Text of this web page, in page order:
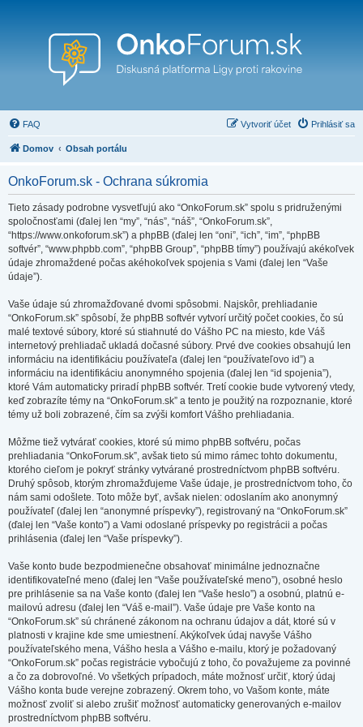
FAQ Prihlásiť sa
Vytvoriť účet
Domov Obsah portálu
OnkoForum.sk - Ochrana súkromia
Tieto zásady podrobne vysvetľujú ako “OnkoForum.sk” spolu s pridruženými
spoločnosťami (ďalej len “my”, “nás”, “náš”, “OnkoForum.sk”,
“https://www.onkoforum.sk”) a phpBB (ďalej len “oni”, “ich”, “im”, “phpBB
softvér”, “www.phpbb.com”, “phpBB Group”, “phpBB tímy”) používajú akékoľvek
údaje zhromaždené počas akéhokoľvek spojenia s Vami (ďalej len “Vaše
údaje”).
Vaše údaje sú zhromažďované dvomi spôsobmi. Najskôr, prehliadanie
“OnkoForum.sk” spôsobí, že phpBB softvér vytvorí určitý počet cookies, čo sú
malé textové súbory, ktoré sú stiahnuté do Vášho PC na miesto, kde Váš
internetový prehliadač ukladá dočasné súbory. Prvé dve cookies obsahujú len
informáciu na identifikáciu používateľa (ďalej len “používateľovo id”) a
informáciu na identifikáciu anonymného spojenia (ďalej len “id spojenia”),
ktoré Vám automaticky priradí phpBB softvér. Tretí cookie bude vytvorený vtedy,
keď zobrazíte témy na “OnkoForum.sk” a tento je použitý na rozpoznanie, ktoré
témy už boli zobrazené, čím sa zvýši komfort Vášho prehliadania.
Môžme tiež vytvárať cookies, ktoré sú mimo phpBB softvéru, počas
prehliadania “OnkoForum.sk”, avšak tieto sú mimo rámec tohto dokumentu,
ktorého cieľom je pokryť stránky vytvárané prostredníctvom phpBB softvéru.
Druhý spôsob, ktorým zhromažďujeme Vaše údaje, je prostredníctvom toho, čo
nám sami odošlete. Toto môže byť, avšak nielen: odoslaním ako anonymný
používateľ (ďalej len “anonymné príspevky”), registrovaný na “OnkoForum.sk”
(ďalej len “Vaše konto”) a Vami odoslané príspevky po registrácii a počas
prihlásenia (ďalej len “Vaše príspevky”).
Vaše konto bude bezpodmienečne obsahovať minimálne jednoznačne
identifikovateľné meno (ďalej len “Vaše používateľské meno”), osobné heslo
pre prihlásenie sa na Vaše konto (ďalej len “Vaše heslo”) a osobnú, platnú e-
mailovú adresu (ďalej len “Váš e-mail”). Vaše údaje pre Vaše konto na
“OnkoForum.sk” sú chránené zákonom na ochranu údajov a dát, ktoré sú v
platnosti v krajine kde sme umiestnení. Akýkoľvek údaj navyše Vášho
používateľského mena, Vášho hesla a Vášho e-mailu, ktorý je požadovaný
“OnkoForum.sk” počas registrácie vybočujú z toho, čo považujeme za povinné
a čo za dobrovoľné. Vo všetkých prípadoch, máte možnosť určiť, ktorý údaj
Vášho konta bude verejne zobrazený. Okrem toho, vo Vašom konte, máte
možnosť zvoliť si alebo zrušiť možnosť automaticky generovaných e-mailov
prostredníctvom phpBB softvéru.